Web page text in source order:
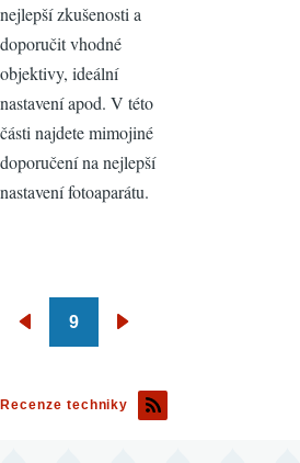
nejlepší zkušenosti a
doporučit vhodné
objektivy, ideální
nastavení apod. V této
části najdete mimojiné
doporučení na nejlepší
nastavení fotoaparátu.
Pagination
9
Recenze techniky